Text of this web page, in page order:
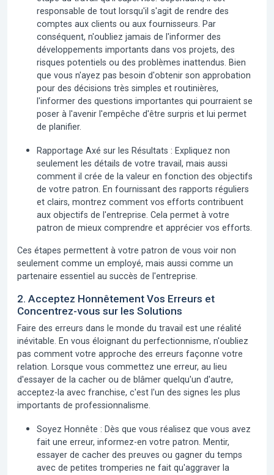
responsable de tout lorsqu'il s'agit de rendre des
comptes aux clients ou aux fournisseurs. Par
conséquent, n'oubliez jamais de l'informer des
développements importants dans vos projets, des
risques potentiels ou des problèmes inattendus. Bien
que vous n'ayez pas besoin d'obtenir son approbation
pour des décisions très simples et routinières,
l'informer des questions importantes qui pourraient se
poser à l'avenir l'empêche d'être surpris et lui permet
de planifier.
Rapportage Axé sur les Résultats : Expliquez non
seulement les détails de votre travail, mais aussi
comment il crée de la valeur en fonction des objectifs
de votre patron. En fournissant des rapports réguliers
et clairs, montrez comment vos efforts contribuent
aux objectifs de l'entreprise. Cela permet à votre
patron de mieux comprendre et apprécier vos efforts.
Ces étapes permettent à votre patron de vous voir non
seulement comme un employé, mais aussi comme un
partenaire essentiel au succès de l'entreprise.
2. Acceptez Honnêtement Vos Erreurs et
Concentrez-vous sur les Solutions
Faire des erreurs dans le monde du travail est une réalité
inévitable. En vous éloignant du perfectionnisme, n'oubliez
pas comment votre approche des erreurs façonne votre
relation. Lorsque vous commettez une erreur, au lieu
d'essayer de la cacher ou de blâmer quelqu'un d'autre,
acceptez-la avec franchise, c'est l'un des signes les plus
importants de professionnalisme.
Soyez Honnête : Dès que vous réalisez que vous avez
fait une erreur, informez-en votre patron. Mentir,
essayer de cacher des preuves ou gagner du temps
avec de petites tromperies ne fait qu'aggraver la